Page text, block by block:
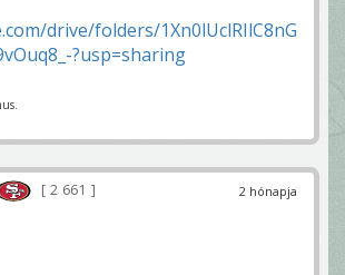
drive/folders/1Xn0lUclRIlC8nG
?usp=sharing
2 hónapja
2 661